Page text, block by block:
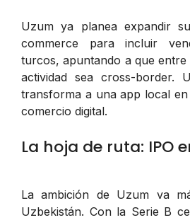
Uzum ya planea expandir
commerce para incluir
turcos, apuntando a que entre
actividad sea cross-border.
transforma a una app local
comercio digital.
La hoja de ruta: IPO
La ambición de Uzum va
Uzbekistán. Con la Serie B